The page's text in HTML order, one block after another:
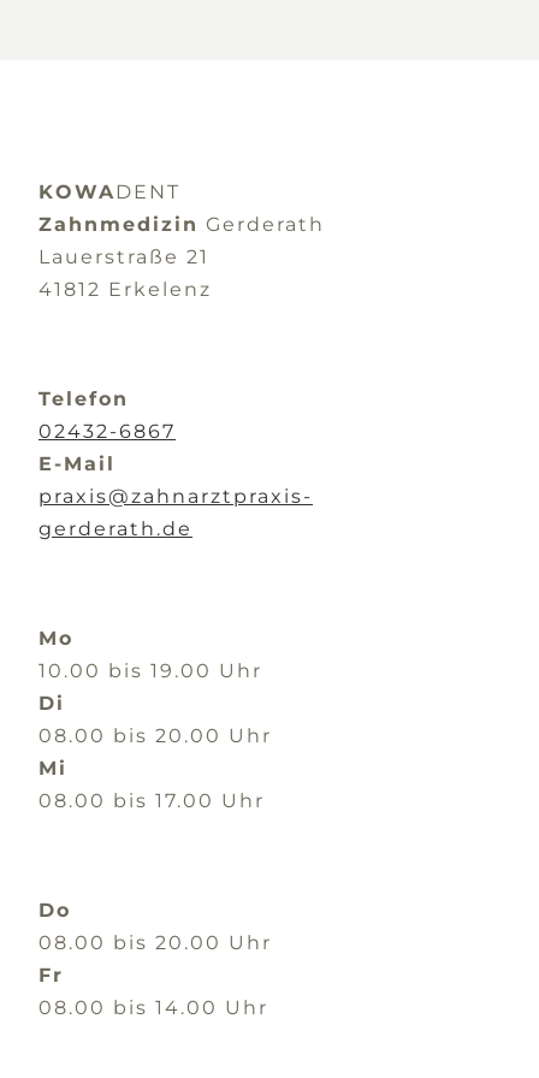
KOWADENT
Zahnmedizin Gerderath
Lauerstraße 21
41812 Erkelenz
Telefon
02432-6867
E-Mail
praxis@zahnarztpraxis-
gerderath.de
Mo
10.00 bis 19.00 Uhr
Di
08.00 bis 20.00 Uhr
Mi
08.00 bis 17.00 Uhr
Do
08.00 bis 20.00 Uhr
Fr
08.00 bis 14.00 Uhr